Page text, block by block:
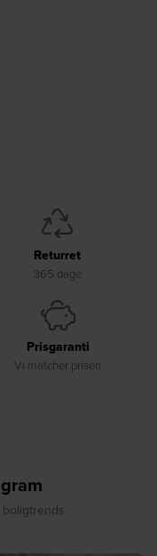
Returret
365 dage
Prisgaranti
Vi matcher prisen